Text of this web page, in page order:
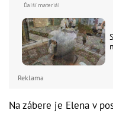
Reklama
Na zábere je Elena v